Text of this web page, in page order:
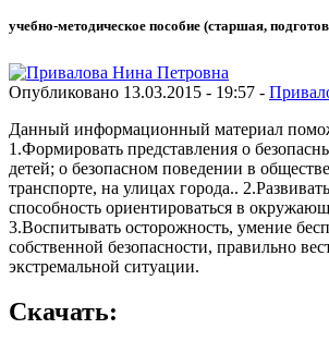
учебно-методическое пособие (старшая,
Опубликовано 13.03.2015 - 19:57 -
Данный информационный материал
1.Формировать представления о
детей; о безопасном поведении в
транспорте, на улицах города..
способность ориентироваться в
3.Воспитывать осторожность, умение
собственной безопасности, правильно
экстремальной ситуации.
Скачать: